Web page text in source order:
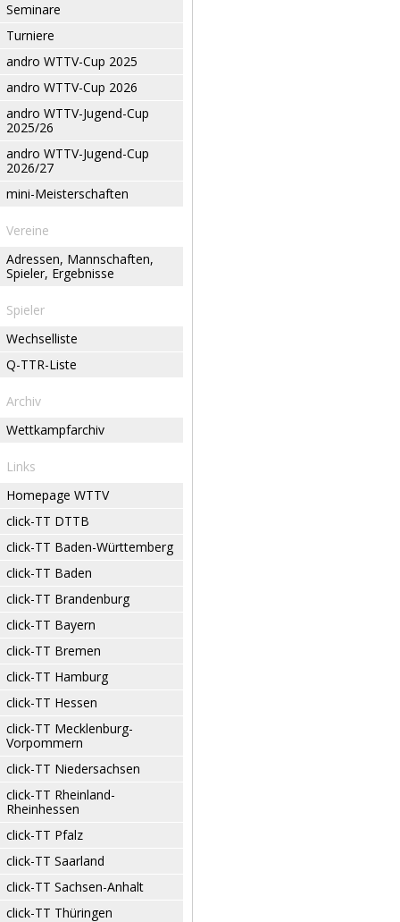
Seminare
Turniere
andro WTTV-Cup 2025
andro WTTV-Cup 2026
andro WTTV-Jugend-Cup
2025/26
andro WTTV-Jugend-Cup
2026/27
mini-Meisterschaften
Vereine
Adressen, Mannschaften,
Spieler, Ergebnisse
Spieler
Wechselliste
Q-TTR-Liste
Archiv
Wettkampfarchiv
Links
Homepage WTTV
click-TT DTTB
click-TT Baden-Württemberg
click-TT Baden
click-TT Brandenburg
click-TT Bayern
click-TT Bremen
click-TT Hamburg
click-TT Hessen
click-TT Mecklenburg-
Vorpommern
click-TT Niedersachsen
click-TT Rheinland-
Rheinhessen
click-TT Pfalz
click-TT Saarland
click-TT Sachsen-Anhalt
click-TT Thüringen